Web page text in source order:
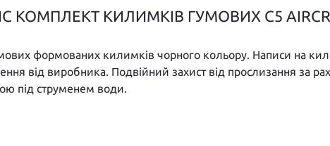
КИЛИМКІВ ГУМОВИХ C5
формованих килимків чорного кольору. Написи на
від виробника. Подвійний захист від прослизання за
під струменем води.